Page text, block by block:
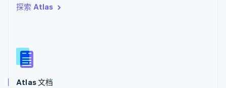
探索 Atlas
Atlas 文档
西班牙
新西兰
English
匈牙利
English